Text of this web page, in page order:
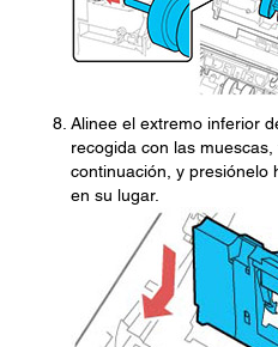
Alinee el extremo inferior
recogida con las
continuación, y presiónelo
en su lugar.